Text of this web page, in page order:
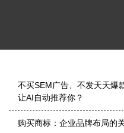
不买SEM广告、不发天天爆
让AI自动推荐你？
购买商标：企业品牌布局的